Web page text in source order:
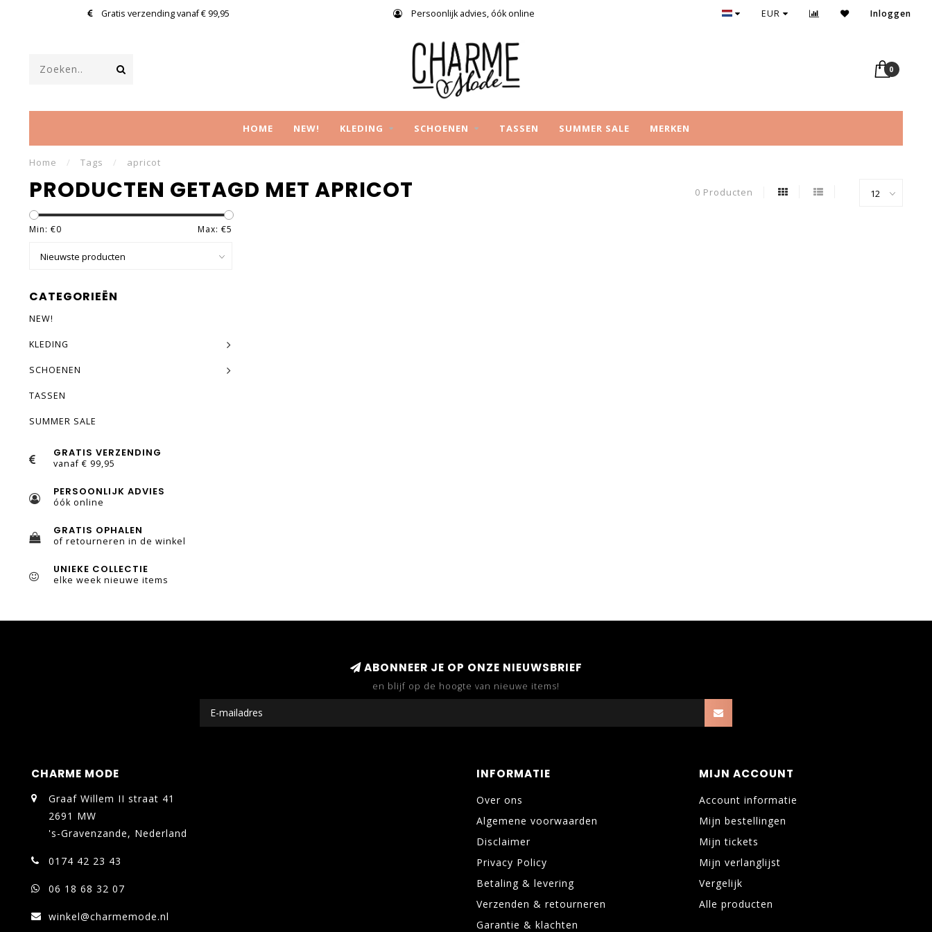
Gratis verzending vanaf € 99,95 Persoonlijk advies, óók online EUR Inloggen
0
HOME NEW! KLEDING SCHOENEN TASSEN SUMMER SALE MERKEN
Home / Tags / apricot
PRODUCTEN GETAGD MET APRICOT 0 Producten
Min: €0 Max: €5
CATEGORIEËN
NEW!
KLEDING
SCHOENEN
TASSEN
SUMMER SALE
GRATIS VERZENDING
vanaf € 99,95
PERSOONLIJK ADVIES
óók online
GRATIS OPHALEN
of retourneren in de winkel
UNIEKE COLLECTIE
elke week nieuwe items
ABONNEER JE OP ONZE NIEUWSBRIEF
en blijf op de hoogte van nieuwe items!
CHARME MODE
Graaf Willem II straat 41
2691 MW
's-Gravenzande, Nederland
0174 42 23 43
06 18 68 32 07
winkel@charmemode.nl
INFORMATIE
Over ons
Algemene voorwaarden
Disclaimer
Privacy Policy
Betaling & levering
Verzenden & retourneren
Garantie & klachten
MIJN ACCOUNT
Account informatie
Mijn bestellingen
Mijn tickets
Mijn verlanglijst
Vergelijk
Alle producten